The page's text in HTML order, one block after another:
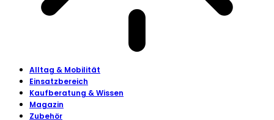
Alltag & Mobilität
Einsatzbereich
Kaufberatung & Wissen
Magazin
Zubehör